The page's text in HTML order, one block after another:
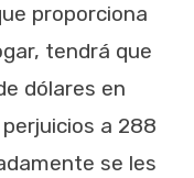
proporciona
tendrá que
dólares en
a 288
se les